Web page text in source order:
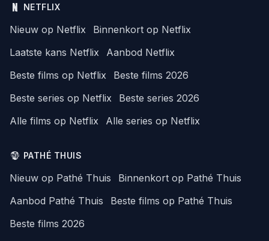
NETFLIX
Nieuw op Netflix
Binnenkort op Netflix
Laatste kans Netflix
Aanbod Netflix
Beste films op Netflix
Beste films 2026
Beste series op Netflix
Beste series 2026
Alle films op Netflix
Alle series op Netflix
PATHÉ THUIS
Nieuw op Pathé Thuis
Binnenkort op Pathé Thuis
Aanbod Pathé Thuis
Beste films op Pathé Thuis
Beste films 2026